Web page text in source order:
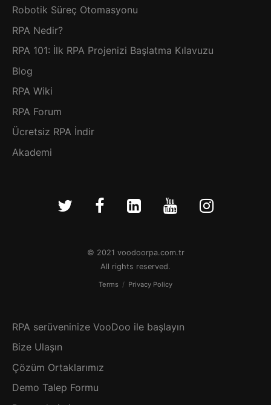
Robotik Süreç Otomasyonu
RPA Nedir?
RPA 101: İlk RPA Projenizi Başlatma Kılavuzu
Blog
RPA Wiki
RPA Forum
Ücretsiz RPA İndir
Akademi
© 2021 voodoorpa.com.tr
All rights reserved.
Terms / Privacy Policy
RPA serüveninize VooDoo ile başlayın
Bize Ulaşın
Çözüm Ortaklarımız
Demo Talep Formu